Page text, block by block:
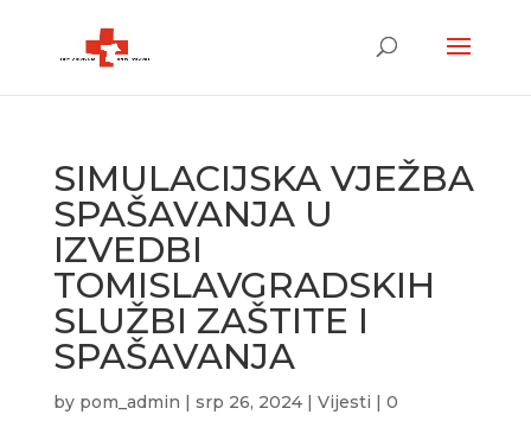
SIMULACIJSKA VJEŽBA
SPAŠAVANJA U
IZVEDBI
TOMISLAVGRADSKIH
SLUŽBI ZAŠTITE I
SPAŠAVANJA
by pom_admin | srp 26, 2024| Vijesti | 0